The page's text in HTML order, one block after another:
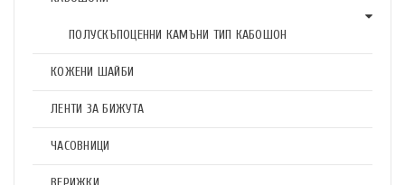
ПОЛУСКЪПОЦЕННИ КАМЪНИ ТИП КАБОШОН
КОЖЕНИ ШАЙБИ
ЛЕНТИ ЗА БИЖУТА
ЧАСОВНИЦИ